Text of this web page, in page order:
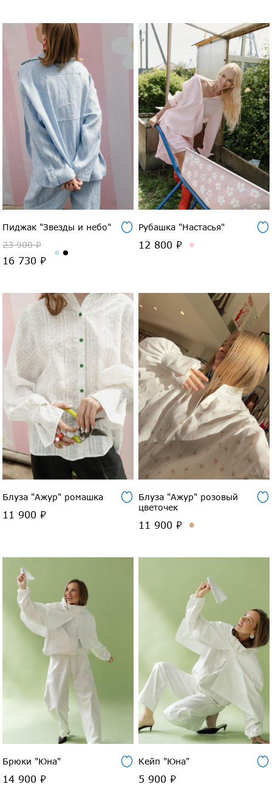
Пиджак "Звезды и небо"
23 900 ₽
16 730 ₽
Рубашка "Настасья"
12 800 ₽
Блуза "Ажур" ромашка
11 900 ₽
Блуза "Ажур" розовый
цветочек
11 900 ₽
Брюки "Юна"
14 900 ₽
Кейп "Юна"
5 900 ₽